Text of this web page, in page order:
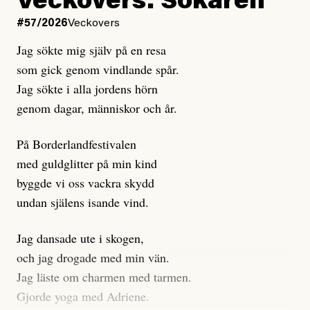
Dagens ETC arbetar med ”opålitliga källor” för att
klickbete är inte intressant för Dagens ETC.
Journalistiken är låst. En klatschig men korrekt rubrik
gör förhoppningsvis att en nyfiken beställer
prenumeration, men den avslutas sekunder senare om
dessa granskningar på olika källor, alltifrån domar till
en mängd intervjupersoner, inklusive generös
möjlighet att bemöta för såväl personen vars motiv att
engagera sig i Palestinarörelsen ifrågasätts som de
grupper där Säpo-resursen samlade in uppgifter.
Researchen är grundlig.
Möjligen är det egentligen inte journalistikens metod
som stör?
#57/2026Veckovers
Jag sökte mig själv på en resa
som gick genom vindlande spår.
Jag sökte i alla jordens hörn
genom dagar, människor och år.
På Borderlandfestivalen
med guldglitter på min kind
byggde vi oss vackra skydd
undan själens isande vind.
Jag dansade ute i skogen,
och jag drogade med min vän.
Jag läste om charmen med tarmen.
Gjorde yoga med Adriene.